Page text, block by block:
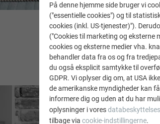
På denne hjemme side bruger vi
("essentielle cookies") og til
cookies (inkl. US-tjenester)").
("Cookies til marketing og eksterne
cookies og eksterne medier vha.
behandler data fra os og fra
du også eksplicit samtykke til
GDPR. Vi oplyser dig om, at USA
de amerikanske myndigheder kan
informere dig og uden at du har
oplysninger i vores
tilbage via cookie-indstillingerne.